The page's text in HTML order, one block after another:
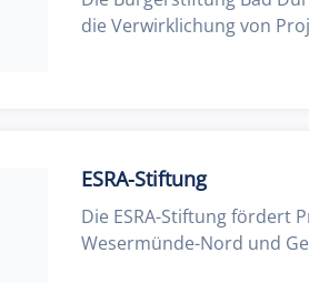
die Verwirklichung von
ESRA-Stiftung
Die ESRA-Stiftung fördert
Wesermünde-Nord und